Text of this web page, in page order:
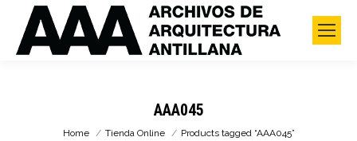
AAA045
You are here:
Home Tienda Online Products tagged “AAA045”